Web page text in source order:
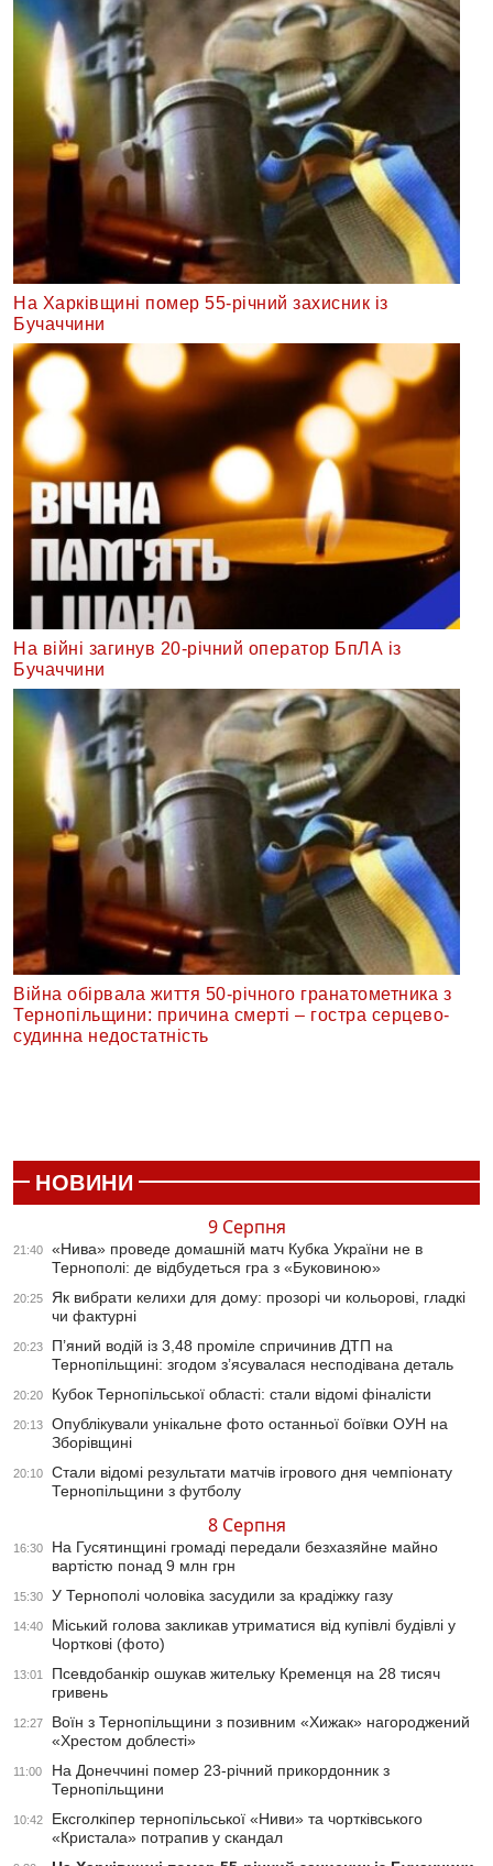
На Харківщині помер 55-річний захисник із
Бучаччини
На війні загинув 20-річний оператор БпЛА із
Бучаччини
Війна обірвала життя 50-річного гранатометника з
Тернопільщини: причина смерті – гостра серцево-
судинна недостатність
НОВИНИ
9 Серпня
21:40
«Нива» проведе домашній матч Кубка України не в
Тернополі: де відбудеться гра з «Буковиною»
20:25
Як вибрати келихи для дому: прозорі чи кольорові, гладкі
чи фактурні
20:23
П’яний водій із 3,48 проміле спричинив ДТП на
Тернопільщині: згодом з’ясувалася несподівана деталь
20:20 Кубок Тернопільської області: стали відомі фіналісти
20:13
Опублікували унікальне фото останньої боївки ОУН на
Зборівщині
20:10
Стали відомі результати матчів ігрового дня чемпіонату
Тернопільщини з футболу
8 Серпня
16:30
На Гусятинщині громаді передали безхазяйне майно
вартістю понад 9 млн грн
15:30 У Тернополі чоловіка засудили за крадіжку газу
14:40
Міський голова закликав утриматися від купівлі будівлі у
Чорткові (фото)
13:01
Псевдобанкір ошукав жительку Кременця на 28 тисяч
гривень
12:27
Воїн з Тернопільщини з позивним «Хижак» нагороджений
«Хрестом доблесті»
11:00
На Донеччині помер 23-річний прикордонник з
Тернопільщини
10:42
Ексголкіпер тернопільської «Ниви» та чортківського
«Кристала» потрапив у скандал